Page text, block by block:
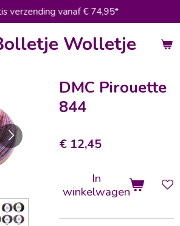
Wolletje
verzending vanaf € 74,95*
DMC Pirouette
844
€ 12,45
In
winkelwagen